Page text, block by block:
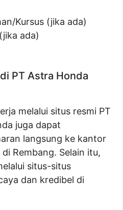
Kursus (jika ada)
ada)
PT Astra Honda
melalui situs resmi PT
juga dapat
langsung ke kantor
Rembang. Selain itu,
situs-situs
dan kredibel di